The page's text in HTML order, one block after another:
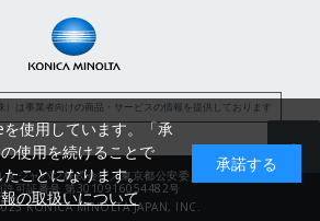
）は事業者向けの商品・サービスの情報を提供しております
ジャパン株式会社／東京都公安委員会
許可証番号 第3010916054482号
KONICA MINOLTA JAPAN, INC.
使用しています。「承
使用を続けることで
ことになります。
の取扱いについて
承諾する